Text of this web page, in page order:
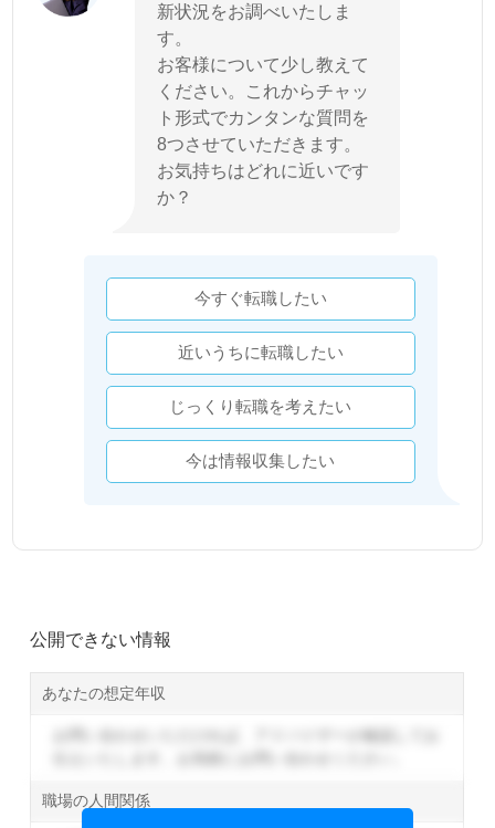
新状況をお調べいたしま
す。
お客様について少し教えて
ください。これからチャッ
ト形式でカンタンな質問を
8つさせていただきます。
お気持ちはどれに近いです
か？
今すぐ転職したい
近いうちに転職したい
じっくり転職を考えたい
今は情報収集したい
公開できない情報
あなたの想定年収
職場の人間関係